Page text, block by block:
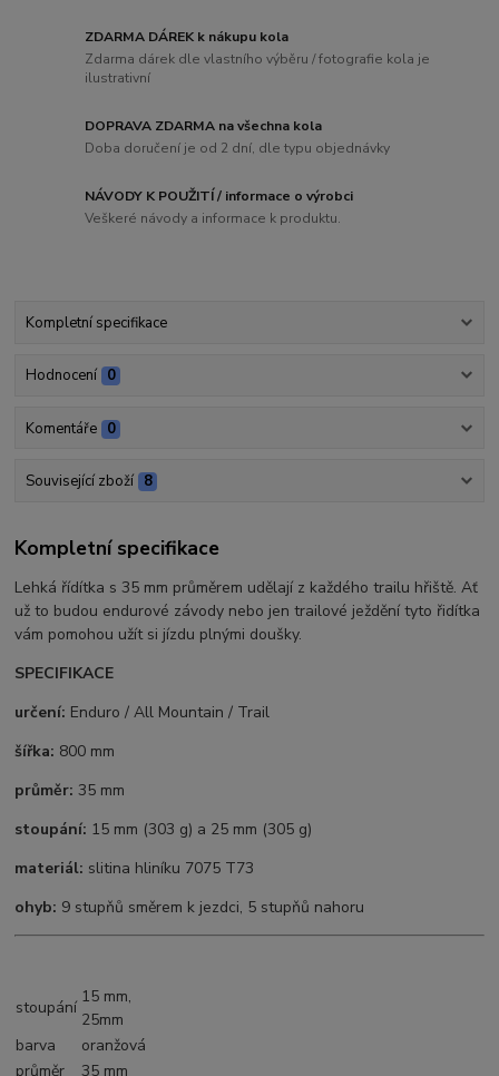
ZDARMA DÁREK k nákupu kola
Zdarma dárek dle vlastního výběru / fotografie kola je
ilustrativní
DOPRAVA ZDARMA na všechna kola
Doba doručení je od 2 dní, dle typu objednávky
NÁVODY K POUŽITÍ / informace o výrobci
Veškeré návody a informace k produktu.
Kompletní specifikace
Hodnocení 0
Komentáře 0
Související zboží 8
Kompletní specifikace
Lehká řídítka s 35 mm průměrem udělají z každého trailu hřiště. Ať
už to budou endurové závody nebo jen trailové ježdění tyto řidítka
vám pomohou užít si jízdu plnými doušky.
SPECIFIKACE
určení: Enduro / All Mountain / Trail
šířka: 800 mm
průměr: 35 mm
stoupání: 15 mm (303 g) a 25 mm (305 g)
materiál: slitina hliníku 7075 T73
ohyb: 9 stupňů směrem k jezdci, 5 stupňů nahoru
stoupání
15 mm,
25mm
barva
oranžová
průměr
35 mm